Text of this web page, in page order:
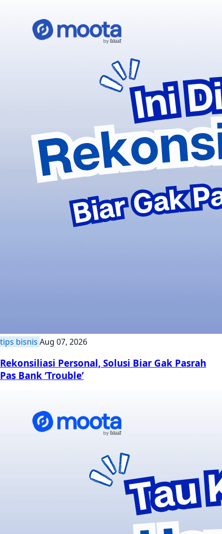
tips bisnis Aug 07, 2026
Rekonsiliasi Personal, Solusi Biar Gak Pasrah
Pas Bank ‘Trouble’